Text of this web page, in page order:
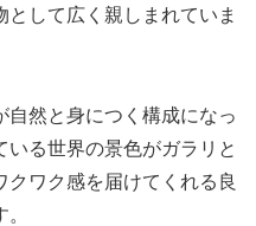
して広く親しまれていま
然と身につく構成になっ
る世界の景色がガラリと
ワク感を届けてくれる良